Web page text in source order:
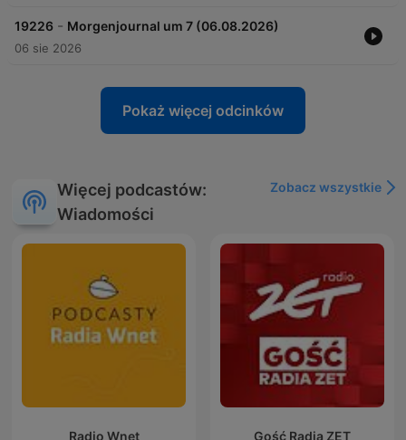
19226 - Morgenjournal um 7 (06.08.2026)
06 sie 2026
Pokaż więcej odcinków
Więcej podcastów:
Wiadomości
Zobacz wszystkie
Radio Wnet Gość Radia ZET